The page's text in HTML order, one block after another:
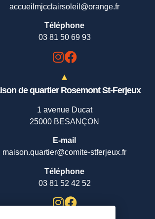
accueilmjcclairsoleil@orange.fr
Téléphone
03 81 50 69 93
de quartier Rosemont St-Ferjeux
1 avenue Ducat
25000 BESANÇON
E-mail
maison.quartier@comite-stferjeux.fr
Téléphone
03 81 52 42 52